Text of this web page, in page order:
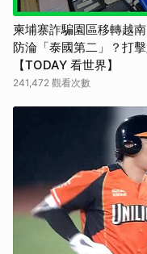
柬埔寨詐騙園區移轉越
防淪「泰國第二」？打
【TODAY 看世界】
241,472 觀看次數